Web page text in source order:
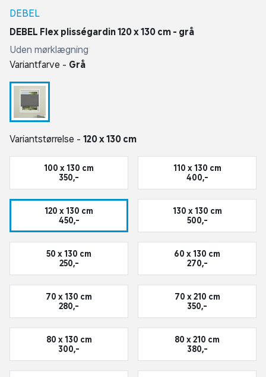
DEBEL
DEBEL Flex plisségardin 120 x 130 cm - grå
Uden mørklægning
Variantfarve - Grå
Variantstørrelse - 120 x 130 cm
100 x 130 cm
350,-
110 x 130 cm
400,-
120 x 130 cm
450,-
130 x 130 cm
500,-
50 x 130 cm
250,-
60 x 130 cm
270,-
70 x 130 cm
280,-
70 x 210 cm
350,-
80 x 130 cm
300,-
80 x 210 cm
380,-